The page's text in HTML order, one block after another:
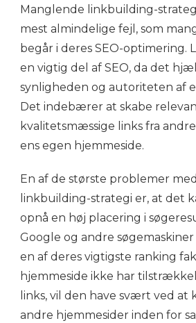
Manglende linkbuilding-
mest almindelige fejl, som
begår i deres SEO-optimering.
en vigtig del af SEO, da det
synligheden og autoriteten af
Det indebærer at skabe
kvalitetsmæssige links fra
ens egen hjemmeside.
En af de største problemer
linkbuilding-strategi er, at det
opnå en høj placering i
Google og andre
en af deres vigtigste ranking
hjemmeside ikke har
links, vil den have svært ved at
andre hjemmesider inden for